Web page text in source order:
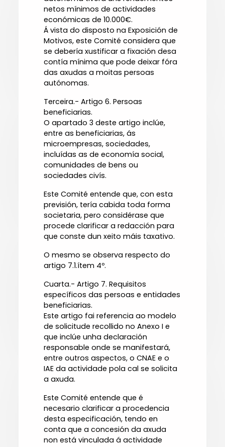
netos mínimos de actividades
económicas de 10.000€.
Á vista do disposto na Exposición de
Motivos, este Comité considera que
se debería xustificar a fixación desa
contía mínima que pode deixar fóra
das axudas a moitas persoas
autónomas.
Terceira.- Artigo 6. Persoas
beneficiarias.
O apartado 3 deste artigo inclúe,
entre as beneficiarias, ás
microempresas, sociedades,
incluídas as de economía social,
comunidades de bens ou
sociedades civís.
Este Comité entende que, con esta
previsión, tería cabida toda forma
societaria, pero considérase que
procede clarificar a redacción para
que conste dun xeito máis taxativo.
O mesmo se observa respecto do
artigo 7.1.ítem 4º.
Cuarta.- Artigo 7. Requisitos
específicos das persoas e entidades
beneficiarias.
Este artigo fai referencia ao modelo
de solicitude recollido no Anexo I e
que inclúe unha declaración
responsable onde se manifestará,
entre outros aspectos, o CNAE e o
IAE da actividade pola cal se solicita
a axuda.
Este Comité entende que é
necesario clarificar a procedencia
desta especificación, tendo en
conta que a concesión da axuda
non está vinculada á actividade